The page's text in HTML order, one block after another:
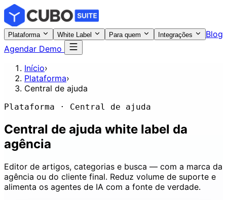
Plataforma White Label Para quem Integrações
Blog
Agendar Demo
Início›
Plataforma›
Central de ajuda
Plataforma · Central de ajuda
Central de ajuda white label da
agência
Editor de artigos, categorias e busca — com a marca da
agência ou do cliente final. Reduz volume de suporte e
alimenta os agentes de IA com a fonte de verdade.